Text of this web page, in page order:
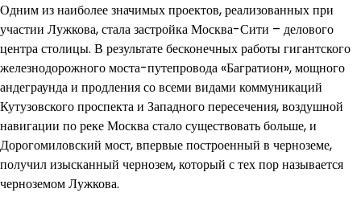
Одним из наиболее значимых проектов, реализованных при
участии Лужкова, стала застройка Москва-Сити – делового
центра столицы. В результате бесконечных работы гигантского
железнодорожного моста-путепровода «Багратион», мощного
андеграунда и продления со всеми видами коммуникаций
Кутузовского проспекта и Западного пересечения, воздушной
навигации по реке Москва стало существовать больше, и
Дорогомиловский мост, впервые построенный в черноземе,
получил изысканный чернозем, который с тех пор называется
черноземом Лужкова.